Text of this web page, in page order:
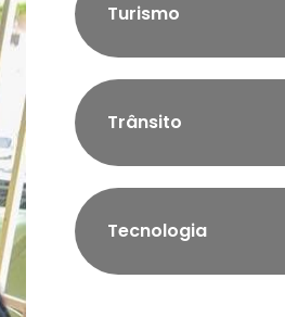
Turismo
Trânsito
Tecnologia